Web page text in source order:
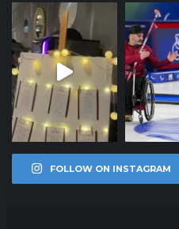
FOLLOW ON INSTAGRAM